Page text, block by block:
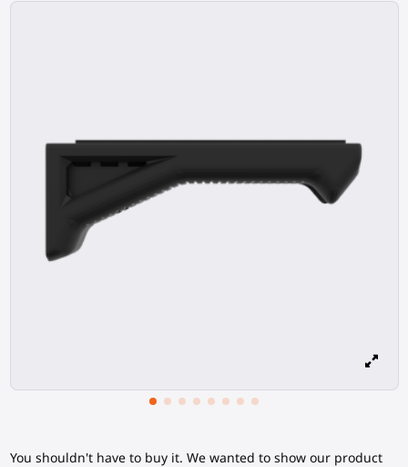
You shouldn't have to buy it. We wanted to show our product